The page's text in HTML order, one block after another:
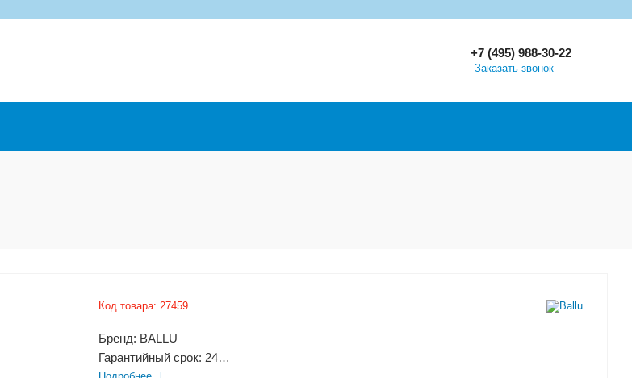
+7 (495) 988-30-22
Заказать звонок
Код товара: 27459
Бренд: BALLU
Гарантийный срок: 24